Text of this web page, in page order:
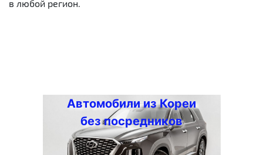
в любой регион.
Автомобили из Кореи
без посредников